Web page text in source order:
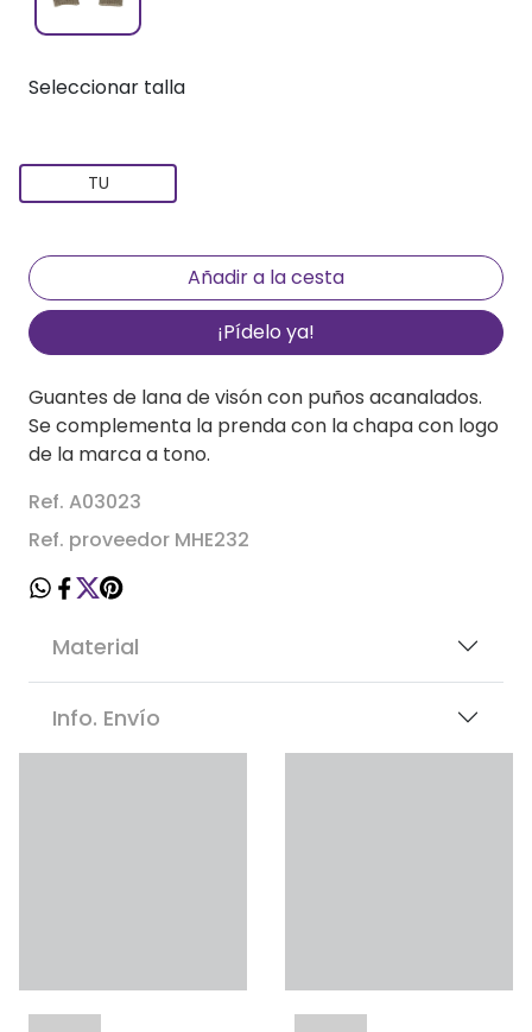
Seleccionar talla
TU
¡Pídelo ya!
Guantes de lana de visón con puños acanalados.
Se complementa la prenda con la chapa con logo
de la marca a tono.
Ref. A03023
Ref. proveedor MHE232
Material
Info. Envío